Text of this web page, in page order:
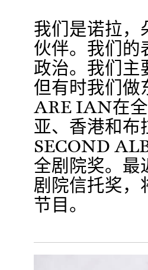
我们是诺拉，
伙伴。我们的
政治。我们主
但有时我们做
ARE IAN在
亚、香港和
SECOND
全剧院奖。最
剧院信托奖，
节目。